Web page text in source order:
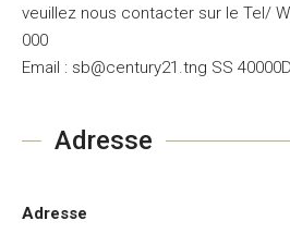
veuillez nous contacter sur le Tel/
000
Email : sb@century21.tng SS
Adresse
Adresse